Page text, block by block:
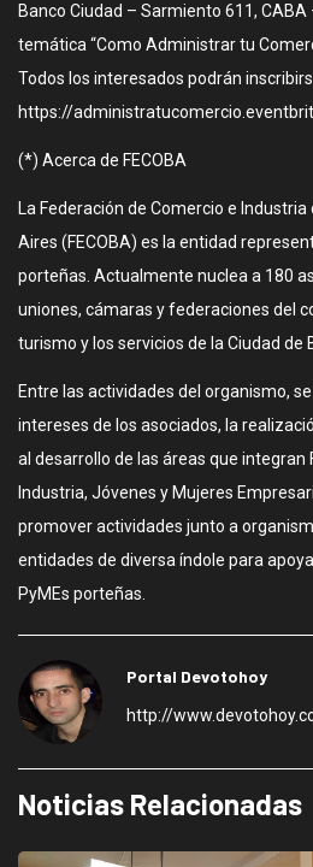
Banco Ciudad – Sarmiento 611,
temática “Como Administrar tu
Todos los interesados podrán
https://
(*) Acerca de FECOBA
La Federación de Comercio e Industria
Aires (FECOBA) es la entidad
porteñas. Actualmente nuclea a 180
uniones, cámaras y federaciones del
turismo y los servicios de la Ciudad de
Entre las actividades del organismo,
intereses de los asociados, la
al desarrollo de las áreas que integran
Industria, Jóvenes y Mujeres
promover actividades junto a
entidades de diversa índole para
PyMEs porteñas.
Portal Devotohoy
http://
Noticias Relacionadas